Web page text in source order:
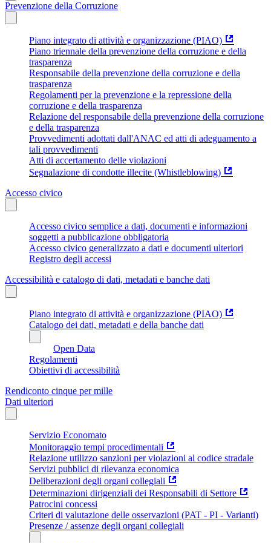
Prevenzione della Corruzione
Piano integrato di attività e organizzazione (PIAO)
Piano triennale della prevenzione della corruzione e della
trasparenza
Responsabile della prevenzione della corruzione e della
trasparenza
Regolamenti per la prevenzione e la repressione della
corruzione e della trasparenza
Relazione del responsabile della prevenzione della corruzione
e della trasparenza
Provvedimenti adottati dall'ANAC ed atti di adeguamento a
tali provvedimenti
Atti di accertamento delle violazioni
Segnalazione di condotte illecite (Whistleblowing)
Accesso civico
Accesso civico semplice a dati, documenti e informazioni
soggetti a pubblicazione obbligatoria
Accesso civico generalizzato a dati e documenti ulteriori
Registro degli accessi
Accessibilità e catalogo di dati, metadati e banche dati
Piano integrato di attività e organizzazione (PIAO)
Catalogo dei dati, metadati e della banche dati
Open Data
Regolamenti
Obiettivi di accessibilità
Rendiconto cinque per mille
Dati ulteriori
Servizio Economato
Monitoraggio tempi procedimentali
Relazione utilizzo sanzioni per violazioni al codice stradale
Servizi pubblici di rilevanza economica
Deliberazioni degli organi collegiali
Determinazioni dirigenziali dei Responsabili di Settore
Patrocini concessi
Criteri di valutazione delle osservazioni (PAT - PI - Varianti)
Presenze / assenze degli organi collegiali